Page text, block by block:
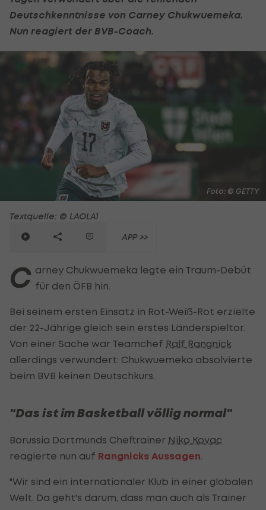
Deutschkenntnisse von Carney Chukwuemeka.
Nun reagiert der BVB-Coach.
Foto: © GETTY
Textquelle: © LAOLA1
APP >>
C arney Chukwuemeka legte ein Traum-Debüt
für den ÖFB hin.
Bei seinem ersten Einsatz in Rot-Weiß-Rot erzielte
der 22-Jährige gleich sein erstes Länderspieltor.
Von einer Sache war Teamchef Ralf Rangnick
allerdings verwundert: Chukwuemeka absolvierte
beim BVB keinen Deutschkurs.
"Das ist im Basketball völlig normal"
Borussia Dortmunds Cheftrainer Niko Kovac
reagierte nun auf Rangnicks Aussagen
"Wir sind ein internationaler Klub in einer globalen
Welt. Da geht's darum, dass man auch als Trainer